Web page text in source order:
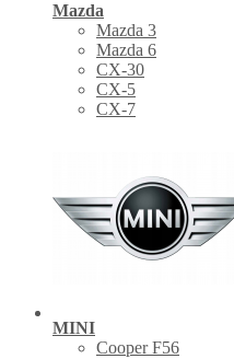
Mazda
Mazda 3
Mazda 6
CX-30
СХ-5
CX-7
MINI
Cooper F56